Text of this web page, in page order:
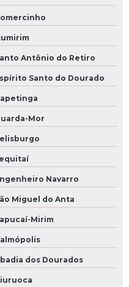
Antônio do Retiro
Santo do Dourado
Mor
Navarro
Miguel do Anta
Mirim
dos Dourados